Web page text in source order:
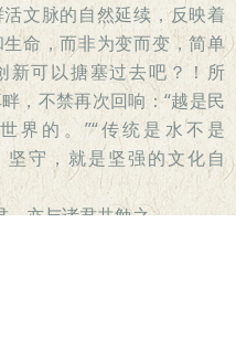
文脉的自然延续，反映着
命，而非为变而变，简单
新可以搪塞过去吧？！所
，不禁再次回响：“越是民
界的。”“传统是水不是
坚守，就是坚强的文化自
亦与诸君共勉之。